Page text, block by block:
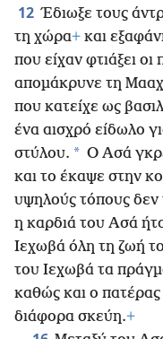
12 Έδιωξε τους
τη χώρα+ και
που είχαν φτιάξει
απομάκρυνε τη
που κατείχε ως
ένα αισχρό είδωλο
στύλου. * Ο Ασά
και το έκαψε στην
υψηλούς τόπους δεν
η καρδιά του Ασά
Ιεχωβά όλη τη ζωή
του Ιεχωβά τα
καθώς και ο
διάφορα σκεύη.+